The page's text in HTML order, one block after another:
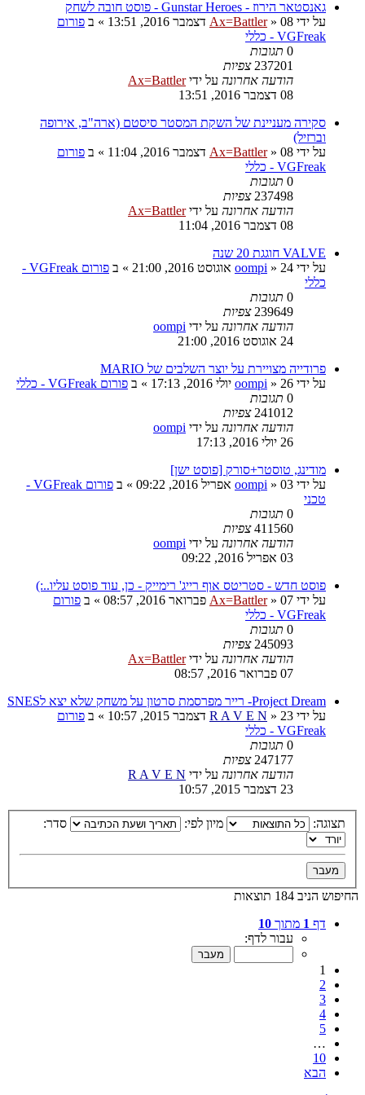
גאנסטאר הירוז - Gunstar Heroes - פוסט חובה לשחק
על ידי
Ax=Battler» 08 דצמבר 2016, 13:51 » ב פורום
VGFreak - כללי
0 תגובות
237201 צפיות
הודעה אחרונה על ידיAx=Battler
08 דצמבר 2016, 13:51
סקירה מעניינת של השקת המסטר סיסטם (ארה"ב, אירופה
וברזיל)
על ידי
Ax=Battler» 08 דצמבר 2016, 11:04 » ב פורום
VGFreak - כללי
0 תגובות
237498 צפיות
הודעה אחרונה על ידיAx=Battler
08 דצמבר 2016, 11:04
VALVE חוגגת 20 שנה
על ידי
oompi » 24 אוגוסט 2016, 21:00 » ב
פורום VGFreak -
כללי
0 תגובות
239649 צפיות
הודעה אחרונה על ידי oompi
24 אוגוסט 2016, 21:00
פרודייה מצויירת על יוצר השלבים של MARIO
על ידי
oompi » 26 יולי 2016, 17:13 » ב פורום VGFreak - כללי
0 תגובות
241012 צפיות
הודעה אחרונה על ידי oompi
26 יולי 2016, 17:13
מודינג, טוסטר+סורק [פוסט ישן]
על ידי
oompi » 03 אפריל 2016, 09:22 » ב
פורום VGFreak -
טכני
0 תגובות
411560 צפיות
הודעה אחרונה על ידי oompi
03 אפריל 2016, 09:22
פוסט חדש - סטריטס אוף רייג' רימייק - כן, עוד פוסט עליו..:)
על ידי
Ax=Battler» 07 פברואר 2016, 08:57 » ב פורום
VGFreak - כללי
0 תגובות
245093 צפיות
הודעה אחרונה על ידיAx=Battler
07 פברואר 2016, 08:57
Project Dream- רייר מפרסמת סרטון על משחק שלא יצא לSNES
על ידי
R A V E N » 23 דצמבר 2015, 10:57 » ב פורום
VGFreak - כללי
0 תגובות
247177 צפיות
הודעה אחרונה על ידי R A V E N
23 דצמבר 2015, 10:57
תצוגה: מיון לפי: סדר:
החיפוש הניב 184 תוצאות
דף 1 מתוך 10
עבור לדף:
1
2
3
4
5
…
10
הבא